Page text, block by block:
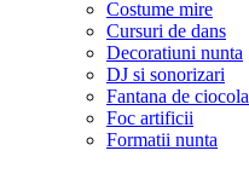
Costume mire
Cursuri de dans
Decoratiuni nunta
DJ si sonorizari
Fantana de
Foc artificii
Formatii nunta